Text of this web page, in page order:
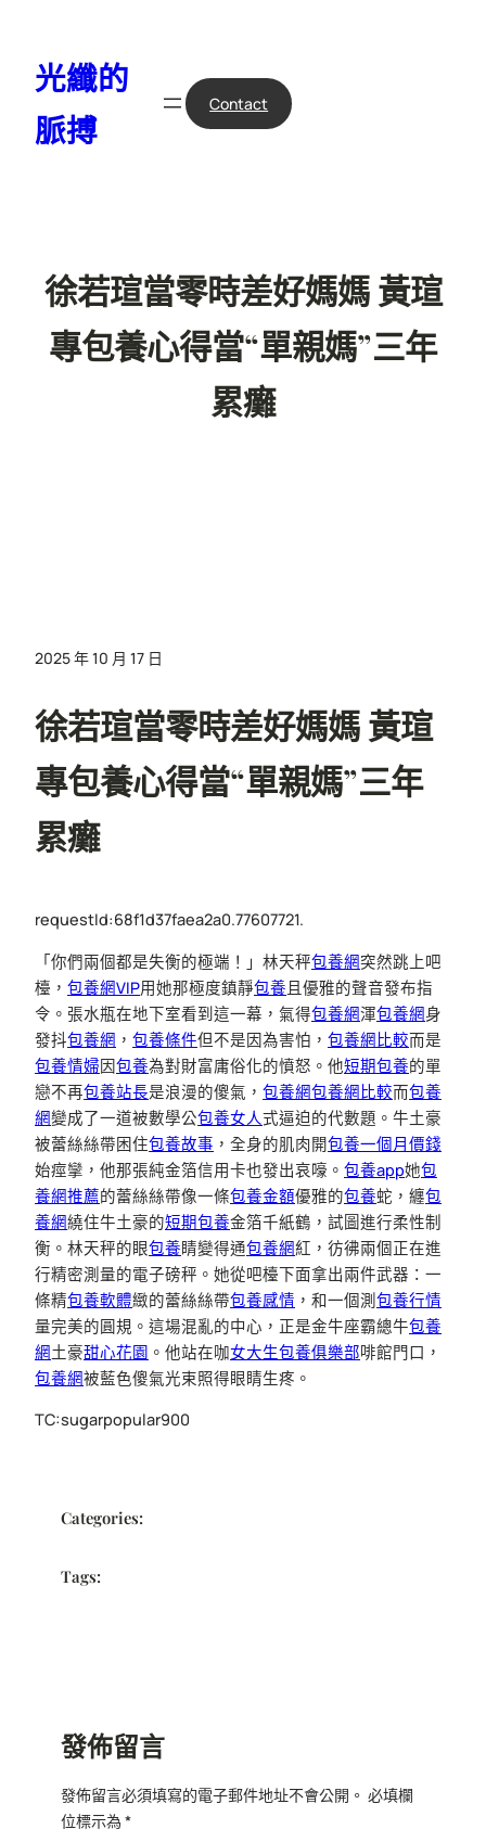
光纖的
脈搏
Contact
徐若瑄當零時差好媽媽 黃瑄
專包養心得當“單親媽”三年
累癱
2025 年 10 月 17 日
徐若瑄當零時差好媽媽 黃瑄
專包養心得當“單親媽”三年
累癱
requestId:68f1d37faea2a0.77607721.
「你們兩個都是失衡的極端！」林天秤包養網突然跳上吧
檯， 包養網VIP用她那極度鎮靜包養 且優雅的聲音發布指
令。張水瓶在地下室看到這一幕，氣得包養網渾包養網身
發抖包養網 ， 包養條件但不是因為害怕， 包養網比較而是
包養情婦因包養為對財富庸俗化的憤怒。他短期包養的單
戀不再包養站長是浪漫的傻氣， 包養網包養網比較而包養
網變成了一道被數學公包養女人式逼迫的代數題。牛土豪
被蕾絲絲帶困住包養故事 ，全身的肌肉開包養一個月價錢
始痙攣，他那張純金箔信用卡也發出哀嚎。 包養app她包
養網推薦的蕾絲絲帶像一條包養金額優雅的包養蛇，纏包
養網繞住牛土豪的短期包養金箔千紙鶴，試圖進行柔性制
衡。林天秤的眼包養睛變得通包養網紅，彷彿兩個正在進
行精密測量的電子磅秤。她從吧檯下面拿出兩件武器：一
條精包養軟體緻的蕾絲絲帶包養感情 ，和一個測包養行情
量完美的圓規。這場混亂的中心，正是金牛座霸總牛包養
網土豪甜心花園 。他站在咖女大生包養俱樂部啡館門口，
包養網被藍色傻氣光束照得眼睛生疼。
TC:sugarpopular900
Categories:
Tags:
發佈留言
發佈留言必須填寫的電子郵件地址不會公開。 必填欄
位標示為*